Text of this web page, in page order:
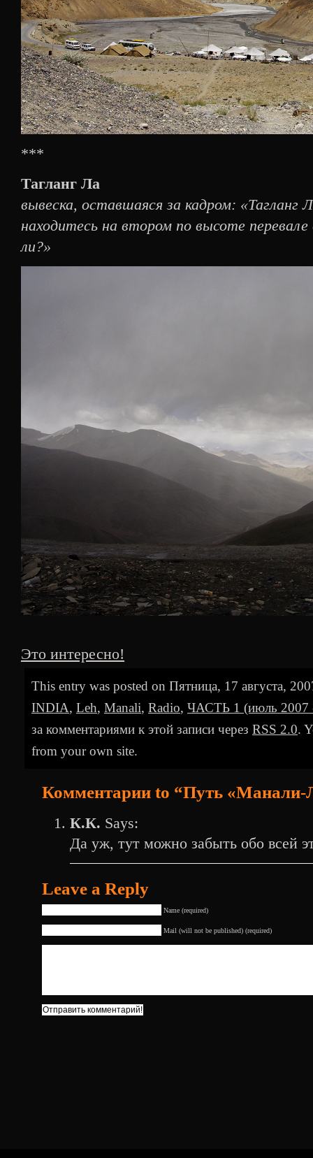
***
Тагланг Ла
вывеска, оставшаяся за кадром:
находитесь на втором по высоте
ли?»
Это интересно!
This entry was posted on Пятница, 17 августа,
INDIA, Leh, Manali, Radio, ЧАСТЬ 1 (июль 2007
за комментариями к этой записи через RSS 2.0.
from your own site.
Комментарии to “Путь «Манали-
К.К. Says:
Да уж, тут можно забыть обо всей
Leave a Reply
Name (required)
Mail (will not be published) (required)